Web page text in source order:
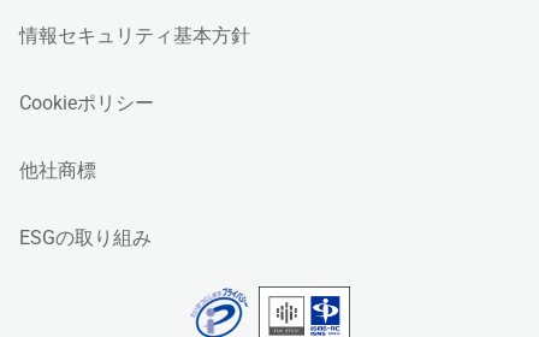
情報セキュリティ基本方針
Cookieポリシー
他社商標
ESGの取り組み